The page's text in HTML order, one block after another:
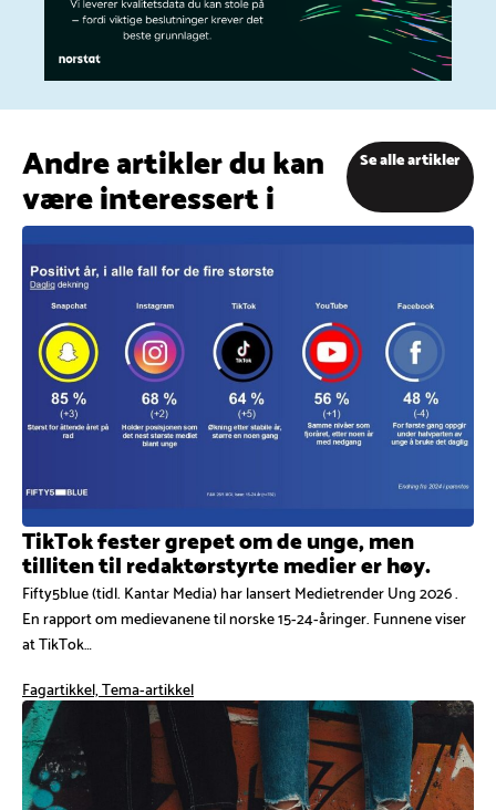
Andre artikler du kan
være interessert i
Se alle artikler
TikTok fester grepet om de unge, men
tilliten til redaktørstyrte medier er høy.
Fifty5blue (tidl. Kantar Media) har lansert Medietrender Ung 2026 .
En rapport om medievanene til norske 15-24-åringer. Funnene viser
at TikTok…
Fagartikkel, Tema-artikkel